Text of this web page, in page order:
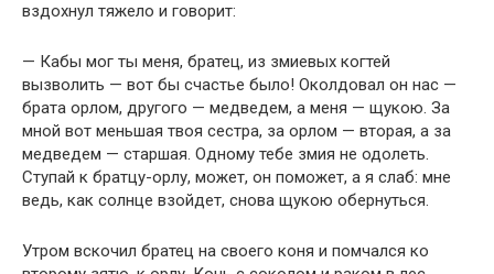
вздохнул тяжело и говорит:
— Кабы мог ты меня, братец, из змиевых когтей
вызволить — вот бы счастье было! Околдовал он нас —
брата орлом, другого — медведем, а меня — щукою. За
мной вот меньшая твоя сестра, за орлом — вторая, а за
медведем — старшая. Одному тебе змия не одолеть.
Ступай к братцу-орлу, может, он поможет, а я слаб: мне
ведь, как солнце взойдет, снова щукою обернуться.
Утром вскочил братец на своего коня и помчался ко